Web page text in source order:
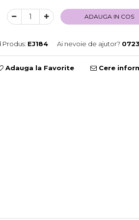
ADAUGA IN COS
Produs: EJ184 Ai nevoie de ajutor?
Adauga la Favorite Cere